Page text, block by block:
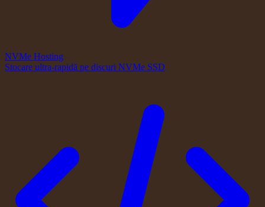
NVMe Hosting
Stocare ultra-rapidă pe discuri NVMe SSD